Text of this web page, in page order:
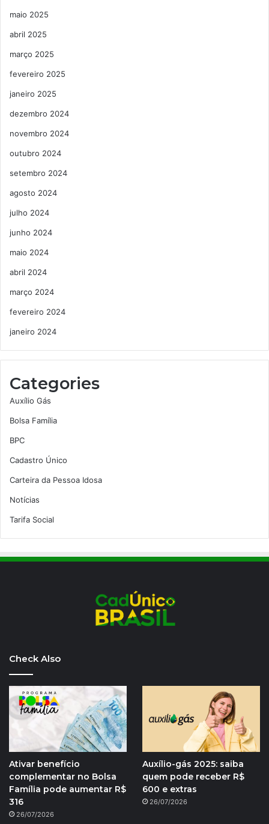
maio 2025
abril 2025
março 2025
fevereiro 2025
janeiro 2025
dezembro 2024
novembro 2024
outubro 2024
setembro 2024
agosto 2024
julho 2024
junho 2024
maio 2024
abril 2024
março 2024
fevereiro 2024
janeiro 2024
Categories
Auxílio Gás
Bolsa Família
BPC
Cadastro Único
Carteira da Pessoa Idosa
Notícias
Tarifa Social
Check Also
Ativar benefício
complementar no Bolsa
Família pode aumentar R$
316
26/07/2026
Auxílio-gás 2025: saiba
quem pode receber R$
600 e extras
26/07/2026